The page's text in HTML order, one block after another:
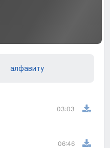
алфавиту
03:03
06:46